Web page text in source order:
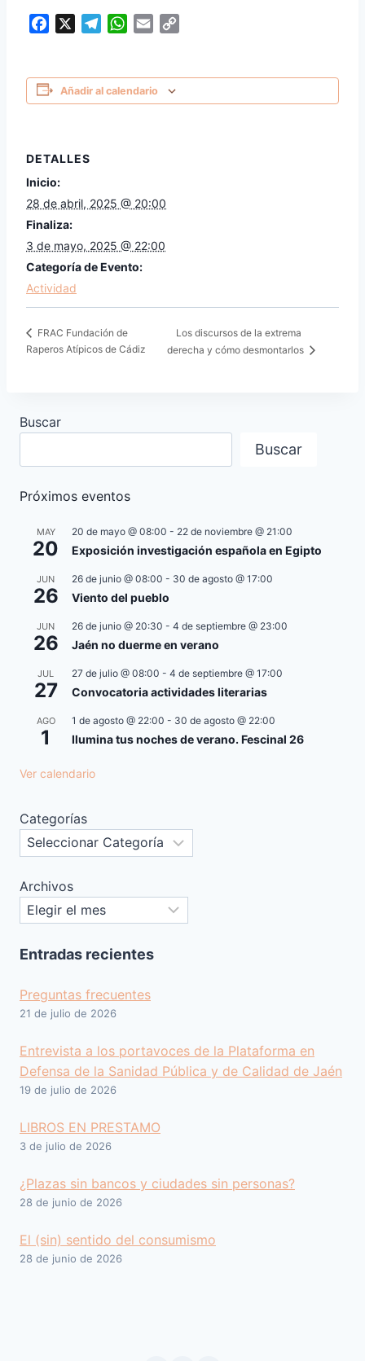
Facebook TelegramWhatsApp
Email
Añadir al calendario
DETALLES
Inicio:
28 de abril, 2025 @ 20:00
Finaliza:
3 de mayo, 2025 @ 22:00
Categoría de Evento:
Actividad
FRAC Fundación de
Raperos Atípicos de Cádiz
Los discursos de la extrema
derecha y cómo desmontarlos
Buscar
Buscar
Próximos eventos
MAY
20
20 de mayo @ 08:00 - 22 de noviembre @ 21:00
Exposición investigación española en Egipto
JUN
26
26 de junio @ 08:00 - 30 de agosto @ 17:00
Viento del pueblo
JUN
26
26 de junio @ 20:30 - 4 de septiembre @ 23:00
Jaén no duerme en verano
JUL
27
27 de julio @ 08:00 - 4 de septiembre @ 17:00
Convocatoria actividades literarias
AGO
1
1 de agosto @ 22:00 - 30 de agosto @ 22:00
Ilumina tus noches de verano. Fescinal 26
Ver calendario
Categorías
Archivos
Entradas recientes
Preguntas frecuentes
21 de julio de 2026
Entrevista a los portavoces de la Plataforma en
Defensa de la Sanidad Pública y de Calidad de Jaén
19 de julio de 2026
LIBROS EN PRESTAMO
3 de julio de 2026
¿Plazas sin bancos y ciudades sin personas?
28 de junio de 2026
El (sin) sentido del consumismo
28 de junio de 2026